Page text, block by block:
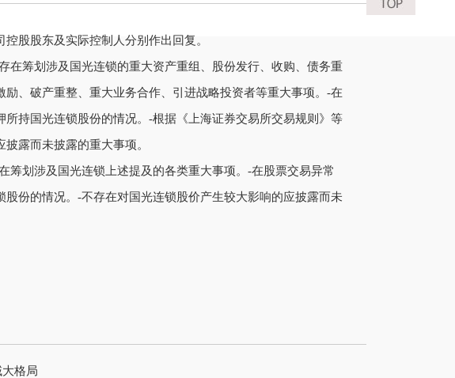
股股东及实际控制人分别作出回复。
在筹划涉及国光连锁的重大资产重组、股份发行、收购、债务重
、破产重整、重大业务合作、引进战略投资者等重大事项。-在
持国光连锁股份的情况。-根据《上海证券交易所交易规则》等
露而未披露的重大事项。
筹划涉及国光连锁上述提及的各类重大事项。-在股票交易异常
份的情况。-不存在对国光连锁股价产生较大影响的应披露而未
格局